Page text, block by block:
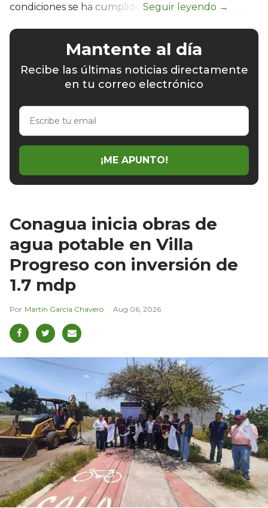
condiciones se ha cumplido.
Mantente al día
Recibe las últimas noticias directamente
en tu correo electrónico
Escribe
email
¡ME APUNTO!
Conagua inicia obras de
agua potable en Villa
Progreso con inversión de
1.7 mdp
Martín García Chavero Aug 06, 2026